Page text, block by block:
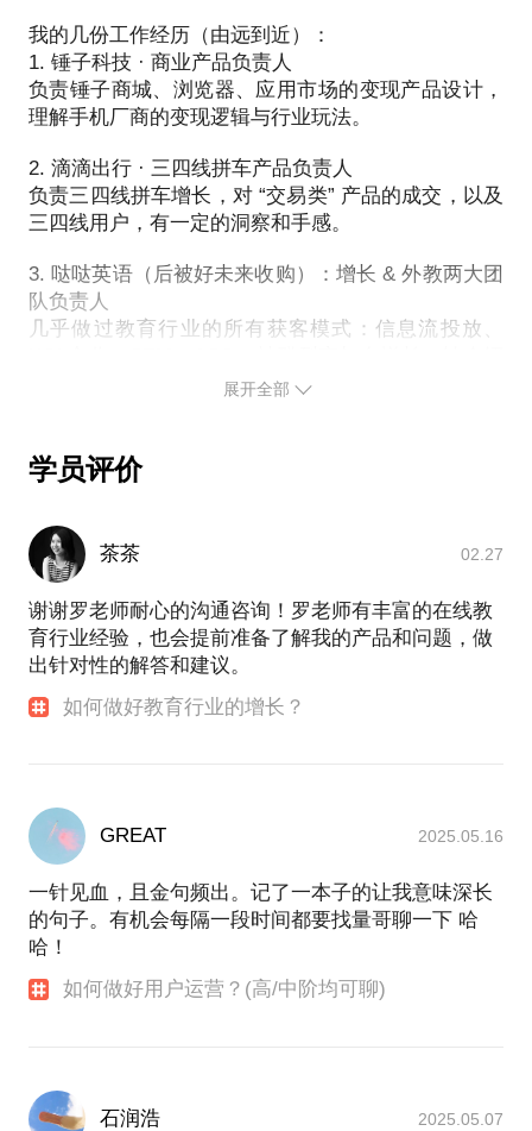
也许我们还可以聊：
1. 老板们都是怎么看数的？如何真的数据驱动增长
2. 如何框架性的思考和拆解一个业务问题（一个问题
应该被怎么解决，在绝大多数情况下，取决于你站在
3. 其他任何你想聊的
P.S. 在选择与我见面前，请把你的问题更具体化。毕
竟一小时的谈话只能解决一个小问题。请把你的问题
提前发给我，方便我做更精确的准备，提升见面效
2. 分析思路：如何拆解一个具体问题至落地环节。
当你有一个明确的要解决的问题时（比如如何促进新
务，要如何拆解和思考这个问题，有哪些核心环节、
核心数据指标。
当你有了一些 todo 或是一个 “探索型项目”框架时，到
落地层面，第一期怎么做，第二期怎么做；在每一期
里，核心验证点是什么，什么重要，什么不重要。
2. 如何框架性的思考和拆解一个业务问题（一个问题
什么样的高度去看待它）
3. 其他任何你想聊的
P.S. 在选择与我见面前，请把你的问题更具体化。毕
竟一小时的谈话只能解决一个小问题。请把你的问题
提前发给我，方便我做更精确的准备，提升见面效
我的几份工作经历（由远到近）：
1. 锤子科技 · 商业产品负责人
负责锤子商城、浏览器、应用市场的变现产品设计，
理解手机厂商的变现逻辑与行业玩法。
2. 滴滴出行 · 三四线拼车产品负责人
负责三四线拼车增长，对 “交易类” 产品的成交，以及
三四线用户，有一定的洞察和手感。
3. 哒哒英语（后被好未来收购）：增长 & 外教两大团
队负责人
几乎做过教育行业的所有获客模式：信息流投放、
等，对教育行业的获客渠道有深刻理解。同时，也负
大概率也适用于滴滴司机、外卖骑手、房东等供给端
4. 开课吧 · 市场副总裁
单月消耗过亿，对大规模资金下的流量投放、沉淀、
转化链路熟悉；对成人教育的获客、转化、复购、交
付理解深刻。
5. 小猫大狗 · 创始人兼CEO
从2022年5月开始做宠物消费品，帮助抖音某头部宠
- - - - - - - - - - - - - - - -
我能帮你解决这些问题：
【教育行业】
1. 增长模式总览、各模式分别的优劣
的预期值、产品和链路本身有没有问题
做，现在还有没有机会等
展开全部
学员评价
茶茶 02.27
谢谢罗老师耐心的沟通咨询！罗老师有丰富的在线教
育行业经验，也会提前准备了解我的产品和问题，做
出针对性的解答和建议。
如何做好教育行业的增长？
GREAT 2025.05.16
一针见血，且金句频出。记了一本子的让我意味深长
的句子。有机会每隔一段时间都要找量哥聊一下 哈
哈！
如何做好用户运营？(高/中阶均可聊)
石润浩 2025.05.07